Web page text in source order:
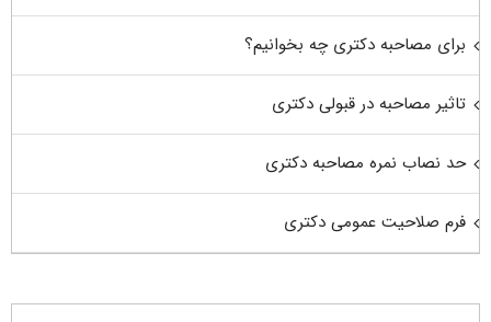
برای مصاحبه دکتری چه بخوانیم؟
تاثیر مصاحبه در قبولی دکتری
حد نصاب نمره مصاحبه دکتری
فرم صلاحیت عمومی دکتری